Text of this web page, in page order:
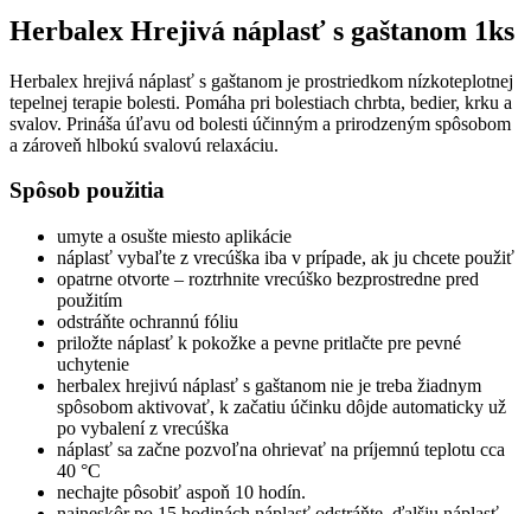
Herbalex Hrejivá náplasť s gaštanom 1ks
Herbalex hrejivá náplasť s gaštanom je prostriedkom nízkoteplotnej
tepelnej terapie bolesti. Pomáha pri bolestiach chrbta, bedier, krku a
svalov. Prináša úľavu od bolesti účinným a prirodzeným spôsobom
a zároveň hlbokú svalovú relaxáciu.
Spôsob použitia
umyte a osušte miesto aplikácie
náplasť vybaľte z vrecúška iba v prípade, ak ju chcete použiť
opatrne otvorte – roztrhnite vrecúško bezprostredne pred
použitím
odstráňte ochrannú fóliu
priložte náplasť k pokožke a pevne pritlačte pre pevné
uchytenie
herbalex hrejivú náplasť s gaštanom nie je treba žiadnym
spôsobom aktivovať, k začatiu účinku dôjde automaticky už
po vybalení z vrecúška
náplasť sa začne pozvoľna ohrievať na príjemnú teplotu cca
40 °C
nechajte pôsobiť aspoň 10 hodín.